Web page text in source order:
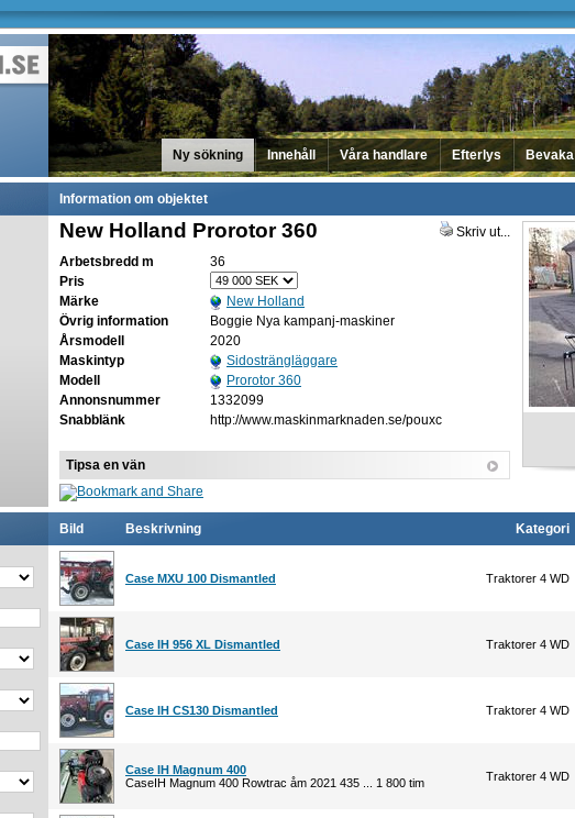
Ny sökning Innehåll Våra handlare Efterlys Bevaka
Information om objektet
Skriv ut...
New Holland Prorotor 360
Arbetsbredd m
36
Pris
Märke
New Holland
Övrig information
Boggie Nya kampanj-maskiner
Årsmodell
2020
Maskintyp
Sidosträngläggare
Modell
Prorotor 360
Annonsnummer
1332099
Snabblänk
http://www.maskinmarknaden.se/pouxc
Tipsa en vän
Bild Beskrivning Kategori
Case MXU 100 Dismantled Traktorer 4 WD
Case IH 956 XL Dismantled Traktorer 4 WD
Case IH CS130 Dismantled Traktorer 4 WD
Case IH Magnum 400
CaseIH Magnum 400 Rowtrac åm 2021 435 ... 1 800 tim
Traktorer 4 WD